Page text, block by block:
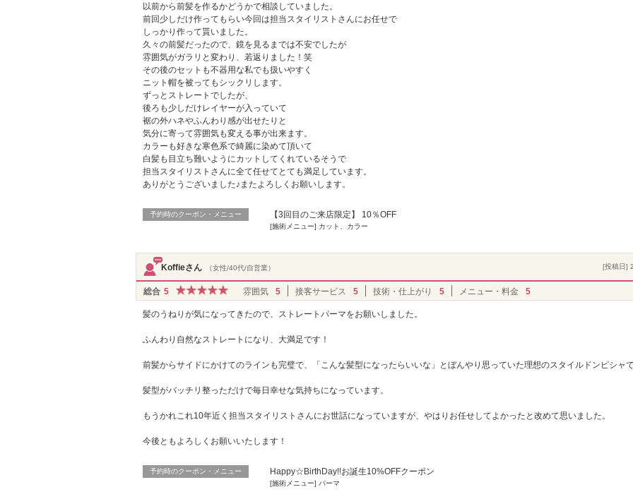
以前から前髪を作るかどうかで相談していました。
前回少しだけ作ってもらい今回は担当スタイリストさんにお任せで
しっかり作って貰いました。
久々の前髪だったので、鏡を見るまでは不安でしたが
雰囲気がガラリと変わり、若返りました！笑
その後のセットも不器用な私でも扱いやすく
ニット帽を被ってもシックリします。
ずっとストレートでしたが、
後ろも少しだけレイヤーが入っていて
裾の外ハネやふんわり感が出せたりと
気分に寄って雰囲気も変える事が出来ます。
カラーも好きな寒色系で綺麗に染めて頂いて
白髪も目立ち難いようにカットしてくれているそうで
担当スタイリストさんに全て任せてとても満足しています。
ありがとうございました♪またよろしくお願いします。
予約時のクーポン・メニュー 【3回目のご来店限定】 10％OFF
[施術メニュー] カット、カラー
Koffieさん （女性/40代/自営業） [投稿日]
総合 5 雰囲気 5 接客サービス 5 技術・仕上がり 5 メニュー・料金 5
髪のうねりが気になってきたので、ストレートパーマをお願いしました。
ふんわり自然なストレートになり、大満足です！
前髪からサイドにかけてのラインも完璧で、「こんな髪型になったらいいな」とぼんやり思っていた理想のスタイルドンピシャで
髪型がバッチリ整っただけで毎日幸せな気持ちになっています。
もうかれこれ10年近く担当スタイリストさんにお世話になっていますが、やはりお任せしてよかったと改めて思いました。
今後ともよろしくお願いいたします！
予約時のクーポン・メニュー Happy☆BirthDay!!お誕生10%OFFクーポン
[施術メニュー] パーマ